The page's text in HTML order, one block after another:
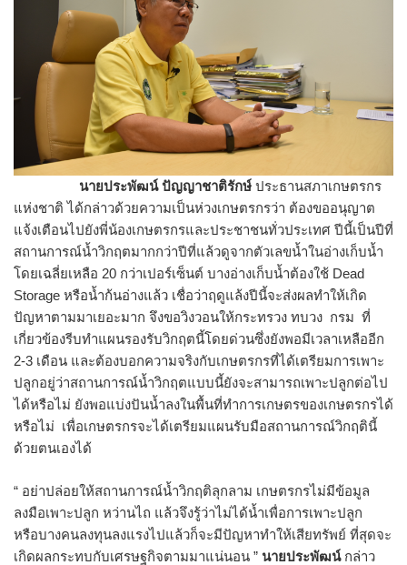
นายประพัฒน์ ปัญญาชาติรักษ์ ประธานสภาเกษตรกร
แห่งชาติ ได้กล่าวด้วยความเป็นห่วงเกษตรกรว่า ต้องขออนุญาต
แจ้งเตือนไปยังพี่น้องเกษตรกรและประชาชนทั่วประเทศ ปีนี้เป็นปีที่
สถานการณ์น้ำวิกฤตมากกว่าปีที่แล้วดูจากตัวเลขน้ำในอ่างเก็บน้ำ
โดยเฉลี่ยเหลือ 20 กว่าเปอร์เซ็นต์ บางอ่างเก็บน้ำต้องใช้ Dead
Storage หรือน้ำก้นอ่างแล้ว เชื่อว่าฤดูแล้งปีนี้จะส่งผลทำให้เกิด
ปัญหาตามมาเยอะมาก จึงขอวิงวอนให้กระทรวง ทบวง กรม ที่
เกี่ยวข้องรีบทำแผนรองรับวิกฤตนี้โดยด่วนซึ่งยังพอมีเวลาเหลืออีก
2-3 เดือน และต้องบอกความจริงกับเกษตรกรที่ได้เตรียมการเพาะ
ปลูกอยู่ว่าสถานการณ์น้ำวิกฤตแบบนี้ยังจะสามารถเพาะปลูกต่อไป
ได้หรือไม่ ยังพอแบ่งปันน้ำลงในพื้นที่ทำการเกษตรของเกษตรกรได้
หรือไม่ เพื่อเกษตรกรจะได้เตรียมแผนรับมือสถานการณ์วิกฤตินี้
ด้วยตนเองได้
“ อย่าปล่อยให้สถานการณ์น้ำวิกฤติลุกลาม เกษตรกรไม่มีข้อมูล
ลงมือเพาะปลูก หว่านไถ แล้วจึงรู้ว่าไม่ได้น้ำเพื่อการเพาะปลูก
หรือบางคนลงทุนลงแรงไปแล้วก็จะมีปัญหาทำให้เสียทรัพย์ ที่สุดจะ
เกิดผลกระทบกับเศรษฐกิจตามมาแน่นอน ” นายประพัฒน์กล่าว